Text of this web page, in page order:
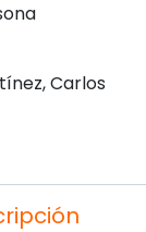
Carlos